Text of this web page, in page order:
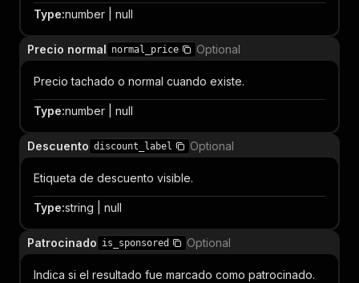
Type:number | null
Precio normal normal_price Optional
Precio tachado o normal cuando existe.
Type:number | null
Descuento discount_label Optional
Etiqueta de descuento visible.
Type:string | null
Patrocinado is_sponsored Optional
Indica si el resultado fue marcado como patrocinado.